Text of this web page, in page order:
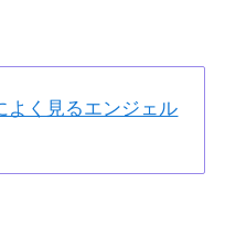
よく見るエンジェル